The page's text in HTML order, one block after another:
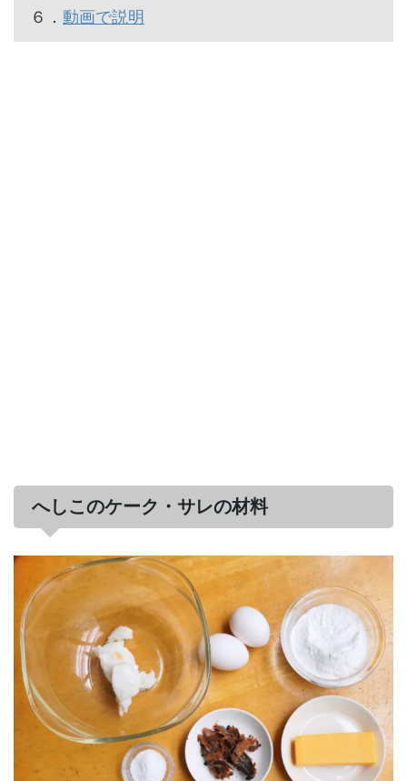
６． 動画で説明
へしこのケーク・サレの材料